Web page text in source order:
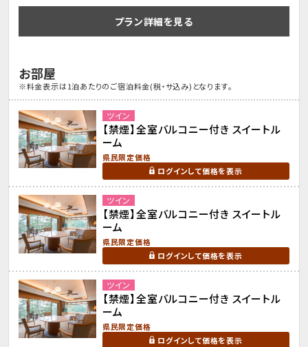
プラン詳細を見る
お部屋
※料金表示は1泊あたりのご宿泊料金(税・サ込み)となります。
ツイン
【禁煙】全室バルコニー付き スイートル
ーム
県民限定価格
ログインして価格を表示
ツイン
【禁煙】全室バルコニー付き スイートル
ーム
県民限定価格
ログインして価格を表示
ツイン
【禁煙】全室バルコニー付き スイートル
ーム
県民限定価格
ログインして価格を表示